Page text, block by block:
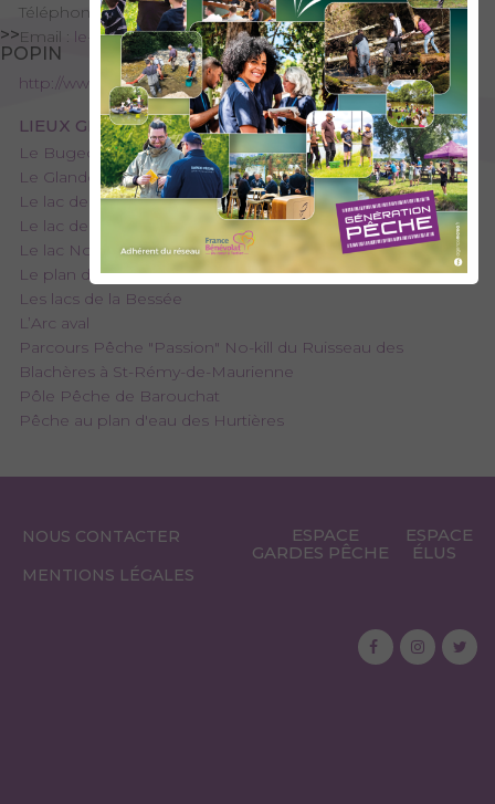
>>
POPIN
Téléphone : 06 41 90 50 55
Email : le-roux.yveline@orange.fr
http://www.savoiepeche.com/carte-de-peche
LIEUX GÉRÉS PAR L’AAPPMA
Le Bugeon et affluents
Le Glandon et affluents
Le lac de Clartan et le lac de Montartier
Le lac de la Chapelle et des Chavannes
Le lac Noir
Le plan d’eau des Iles
Les lacs de la Bessée
L’Arc aval
Parcours Pêche "Passion" No-kill du Ruisseau des
Blachères à St-Rémy-de-Maurienne
Pôle Pêche de Barouchat
Pêche au plan d'eau des Hurtières
NOUS CONTACTER
MENTIONS LÉGALES
ESPACE
GARDES PÊCHE
ESPACE
ÉLUS